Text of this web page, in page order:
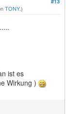
TONY.)
ist es
Wirkung )